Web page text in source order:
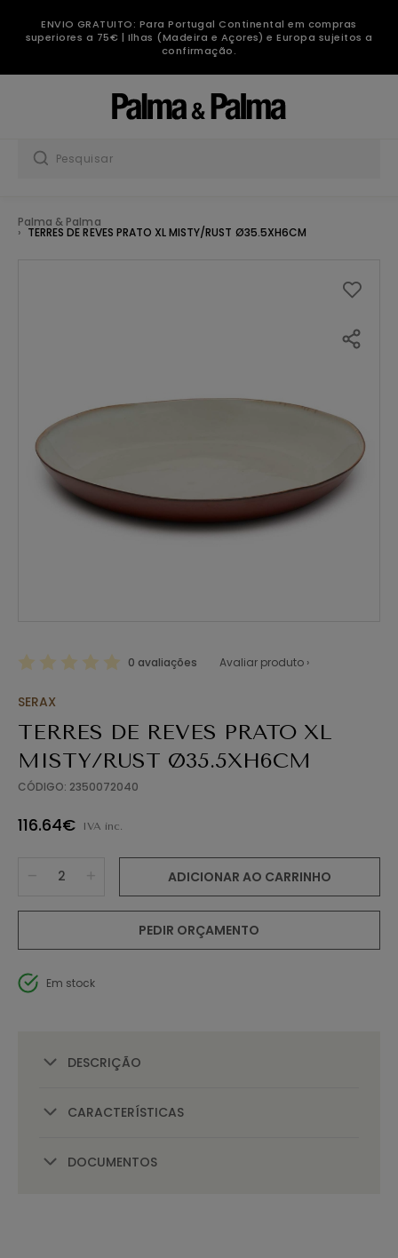
ENVIO GRATUITO: Para Portugal Continental em compras
superiores a 75€ | Ilhas (Madeira e Açores) e Europa sujeitos a
confirmação.
Palma & Palma
TERRES DE REVES PRATO XL MISTY/RUST Ø35.5XH6CM
0 avaliações Avaliar produto ›
SERAX
TERRES DE REVES PRATO XL
MISTY/RUST Ø35.5XH6CM
CÓDIGO: 2350072040
116.64€ IVA inc.
ADICIONAR AO CARRINHO
PEDIR ORÇAMENTO
Em stock
DESCRIÇÃO
CARACTERÍSTICAS
DOCUMENTOS